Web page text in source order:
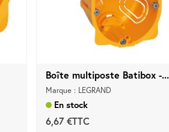
Boîte multiposte Batibox -...
Marque : LEGRAND
En stock
6,67 €TTC